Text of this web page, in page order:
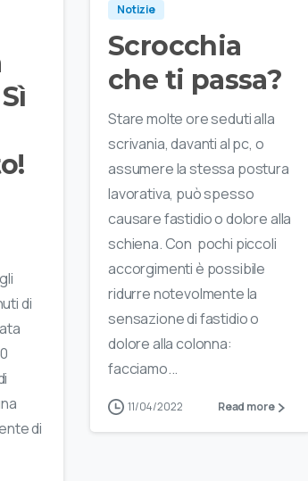
di
di
Notizie
Scrocchia
che ti passa?
Stare molte ore seduti alla
scrivania, davanti al pc, o
assumere la stessa postura
lavorativa, può spesso
causare fastidio o dolore alla
schiena. Con pochi piccoli
accorgimenti è possibile
ridurre notevolmente la
sensazione di fastidio o
dolore alla colonna:
facciamo...
11/04/2022 Read more